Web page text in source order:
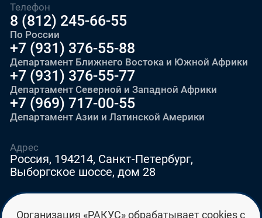
Телефон
8 (812) 245-66-55
По России
+7 (931) 376-55-88
Департамент Ближнего Востока и Южной Африки
+7 (931) 376-55-77
Департамент Северной и Западной Африки
+7 (969) 717-00-55
Департамент Азии и Латинской Америки
E-mail
Адрес
Россия, 194214, Санкт-Петербург,
Выборгское шоссе, дом 28
Организация «РАКУС» обрабатывает cookies с